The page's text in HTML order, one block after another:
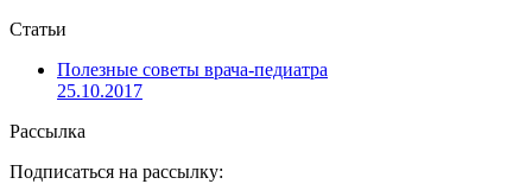
Статьи
Полезные советы врача-педиатра
25.10.2017
Рассылка
Подписаться на рассылку: